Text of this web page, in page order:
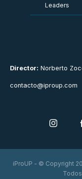
Director: Norberto
contacto@iproup.com
Leaders
iProUP - © Copyright